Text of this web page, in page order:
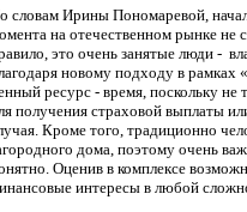
словам Ирины Пономаревой,
на отечественном рынке не
это очень занятые люди -
новому подходу в рамках
ресурс - время, поскольку не
получения страховой выплаты
Кроме того, традиционно
дома, поэтому очень
Оценив в комплексе
интересы в любой